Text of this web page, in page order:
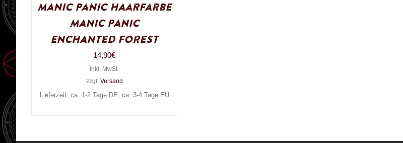
Manic Panic Haarfarbe
Manic Panic
Enchanted Forest
14,90€
Inkl. MwSt.
zzgl. Versand
Lieferzeit: ca. 1-2 Tage DE, ca. 3-4 Tage EU